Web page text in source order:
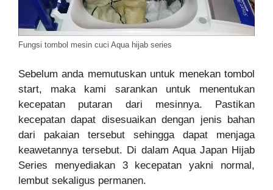
Fungsi tombol mesin cuci Aqua hijab series
Sebelum anda memutuskan untuk menekan tombol
start, maka kami sarankan untuk menentukan
kecepatan putaran dari mesinnya. Pastikan
kecepatan dapat disesuaikan dengan jenis bahan
dari pakaian tersebut sehingga dapat menjaga
keawetannya tersebut. Di dalam Aqua Japan Hijab
Series menyediakan 3 kecepatan yakni normal,
lembut sekaligus permanen.